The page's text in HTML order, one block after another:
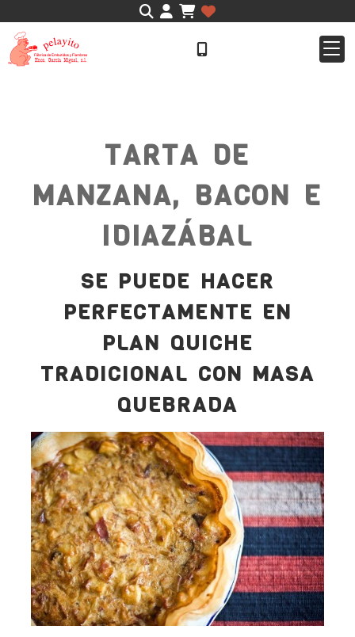
Identifícate
TARTA DE
MANZANA, BACON E
IDIAZÁBAL
SE PUEDE HACER
PERFECTAMENTE EN
PLAN QUICHE
TRADICIONAL CON MASA
QUEBRADA